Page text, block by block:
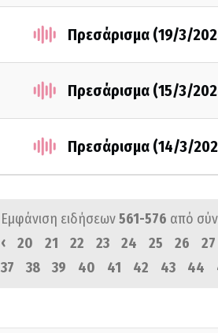
Πρεσάρισμα (19/3/
Πρεσάρισμα (15/3/
Πρεσάρισμα (14/3/
Εμφάνιση ειδήσεων561-576 από
‹
20 21 22 23 24 25 26 27
37
38 39 40 41 42 43 44